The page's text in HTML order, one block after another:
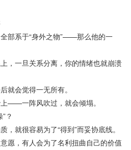
部系于“身外之物”——那么他的一
，一旦关系分离，你的情绪也就崩溃
就会觉得一无所有。
——一阵风吹过，就会倾塌。
？
，就很容易为了“得到”而妥协底线。
愿，有人会为了名利扭曲自己的价值